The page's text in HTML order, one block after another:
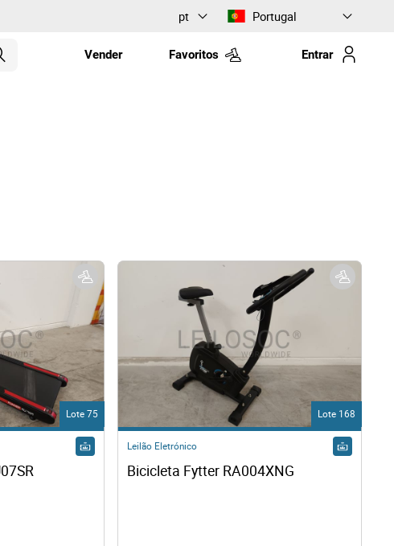
pt Portugal
Vender Favoritos Entrar
Lote 75 Lote 168
Leilão Eletrónico
Bicicleta Fytter RA004XNG